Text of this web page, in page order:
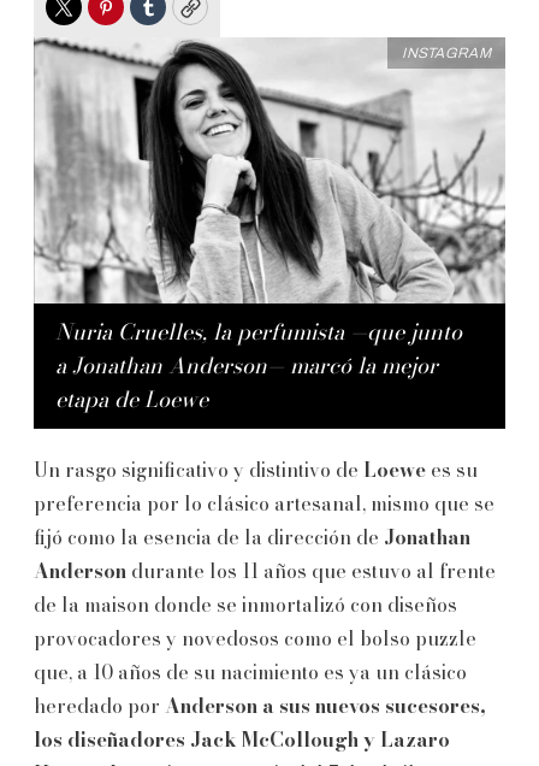
TwitterPinterest
TumblrCopy
Nuria Cruelles, la perfumista —que junto
a Jonathan Anderson— marcó la mejor
etapa de Loewe
INSTAGRAM
Un rasgo significativo y distintivo de Loewe es su
preferencia por lo clásico artesanal, mismo que se
fijó como la esencia de la dirección de Jonathan
Anderson durante los 11 años que estuvo al frente
de la maison donde se inmortalizó con diseños
provocadores y novedosos como el bolso puzzle
que, a 10 años de su nacimiento es ya un clásico
heredado por Anderson a sus nuevos sucesores,
los diseñadores Jack McCollough y Lazaro